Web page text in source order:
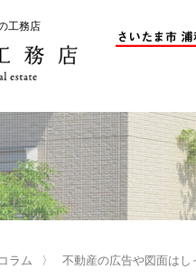
工務店
売却活動
購入されたお客
ラム 不動産の広告や図面はし